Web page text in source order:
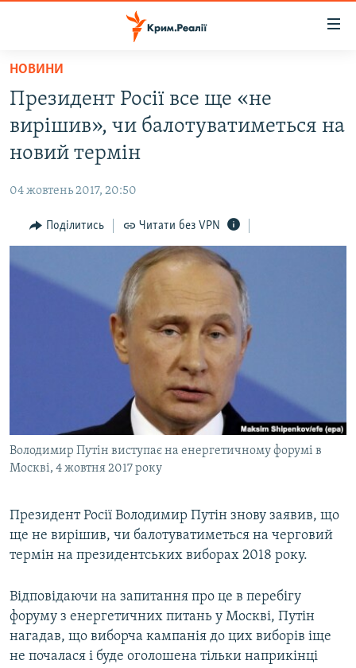
Перейти
основного
матеріалу
Перейти
до
основної
Перейти
до
пошуку
ВОДА.КРИМ
ВІДЕО ТА ФОТО
БЛОГИ
ПОГЛЯД
ВСЕ ЗА ДЕНЬ
ВІДЕОУРОКИ «ELIFBE»
СВІДЧЕННЯ ОКУПАЦІЇ
УКРАЇНСЬКА ПРОБЛЕМА КРИМУ
ІНФОГРАФІКА
ЯК ОБІЙТИ БЛОКУВАННЯ
ДОЛУЧАЙСЯ!
Усі сайти RFE/RL
НОВИНИ
Президент Росії все ще «не
вирішив», чи балотуватиметься на
новий термін
04 жовтень 2017, 20:50
Поділитись Читати без VPN
Володимир Путін виступає на енергетичному форумі в
Москві, 4 жовтня 2017 року
Президент Росії Володимир Путін знову заявив, що
ще не вирішив, чи балотуватиметься на черговий
термін на президентських виборах 2018 року.
Відповідаючи на запитання про це в перебігу
форуму з енергетичних питань у Москві, Путін
нагадав, що виборча кампанія до цих виборів іще
не почалася і буде оголошена тільки наприкінці